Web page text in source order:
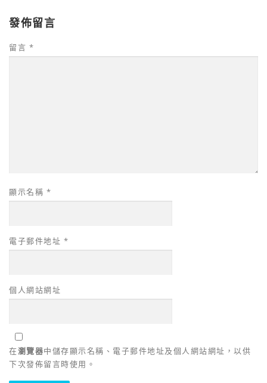
發佈留言
留言 *
顯示名稱 *
電子郵件地址 *
個人網站網址
在瀏覽器中儲存顯示名稱、電子郵件地址及個人網站網址，以供
下次發佈留言時使用。